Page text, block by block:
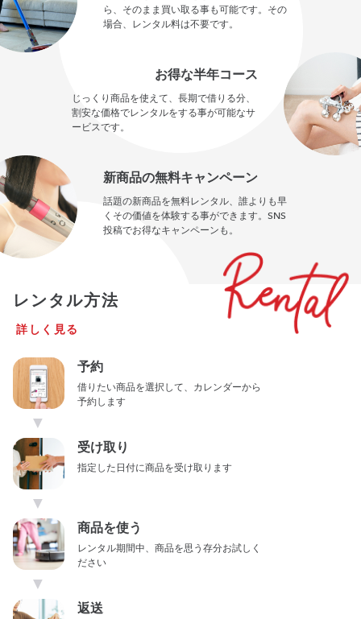
ら、そのまま買い取る事も可能です。その
場合、レンタル料は不要です。
お得な半年コース
じっくり商品を使えて、長期で借りる分、
割安な価格でレンタルをする事が可能なサ
ービスです。
新商品の無料キャンペーン
話題の新商品を無料レンタル、誰よりも早
くその価値を体験する事ができます。SNS
投稿でお得なキャンペーンも。
レンタル方法
詳しく見る
予約
借りたい商品を選択して、カレンダーから
予約します
▼
受け取り
指定した日付に商品を受け取ります
▼
商品を使う
レンタル期間中、商品を思う存分お試しく
ださい
▼
返送